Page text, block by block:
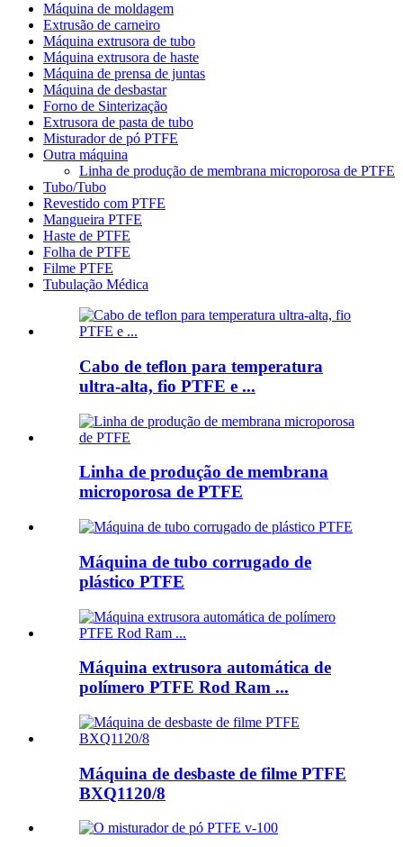
Máquina de moldagem
Extrusão de carneiro
Máquina extrusora de tubo
Máquina extrusora de haste
Máquina de prensa de juntas
Máquina de desbastar
Forno de Sinterização
Extrusora de pasta de tubo
Misturador de pó PTFE
Outra máquina
Linha de produção de membrana microporosa de PTFE
Tubo/Tubo
Revestido com PTFE
Mangueira PTFE
Haste de PTFE
Folha de PTFE
Filme PTFE
Tubulação Médica
Cabo de teflon para temperatura
ultra-alta, fio PTFE e ...
Linha de produção de membrana
microporosa de PTFE
Máquina de tubo corrugado de
plástico PTFE
Máquina extrusora automática de
polímero PTFE Rod Ram ...
Máquina de desbaste de filme PTFE
BXQ1120/8